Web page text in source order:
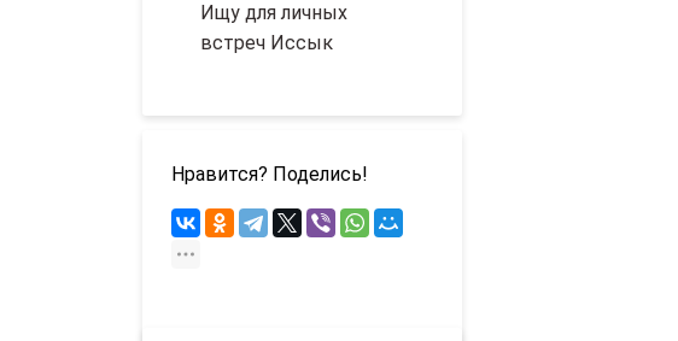
Ищу для личных
встреч Иссык
Нравится? Поделись!